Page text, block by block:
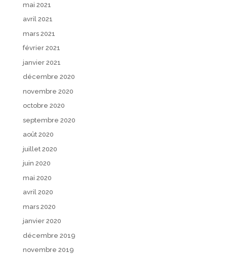
mai 2021
avril 2021
mars 2021
février 2021
janvier 2021
décembre 2020
novembre 2020
octobre 2020
septembre 2020
août 2020
juillet 2020
juin 2020
mai 2020
avril 2020
mars 2020
janvier 2020
décembre 2019
novembre 2019